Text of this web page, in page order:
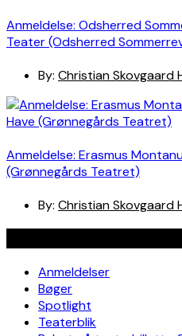
Anmeldelse: Odsherred
Teater (Odsherred
By: Christian Skovgaard
Anmeldelse: Erasmus
(Grønnegårds Teatret)
By: Christian Skovgaard
Anmeldelser
Bøger
Spotlight
Teaterblik